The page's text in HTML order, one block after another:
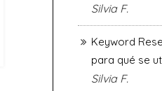
Silvia F.
Keyword
para qué se
Silvia F.